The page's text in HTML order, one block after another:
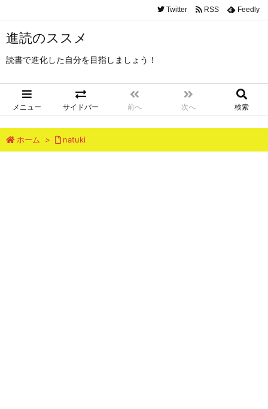
進読のススメ
読書で進化した自分を目指しましょう！
メニュー サイドバー 前へ 次へ 検索
Twitter RSS Feedly
ホーム > natuki